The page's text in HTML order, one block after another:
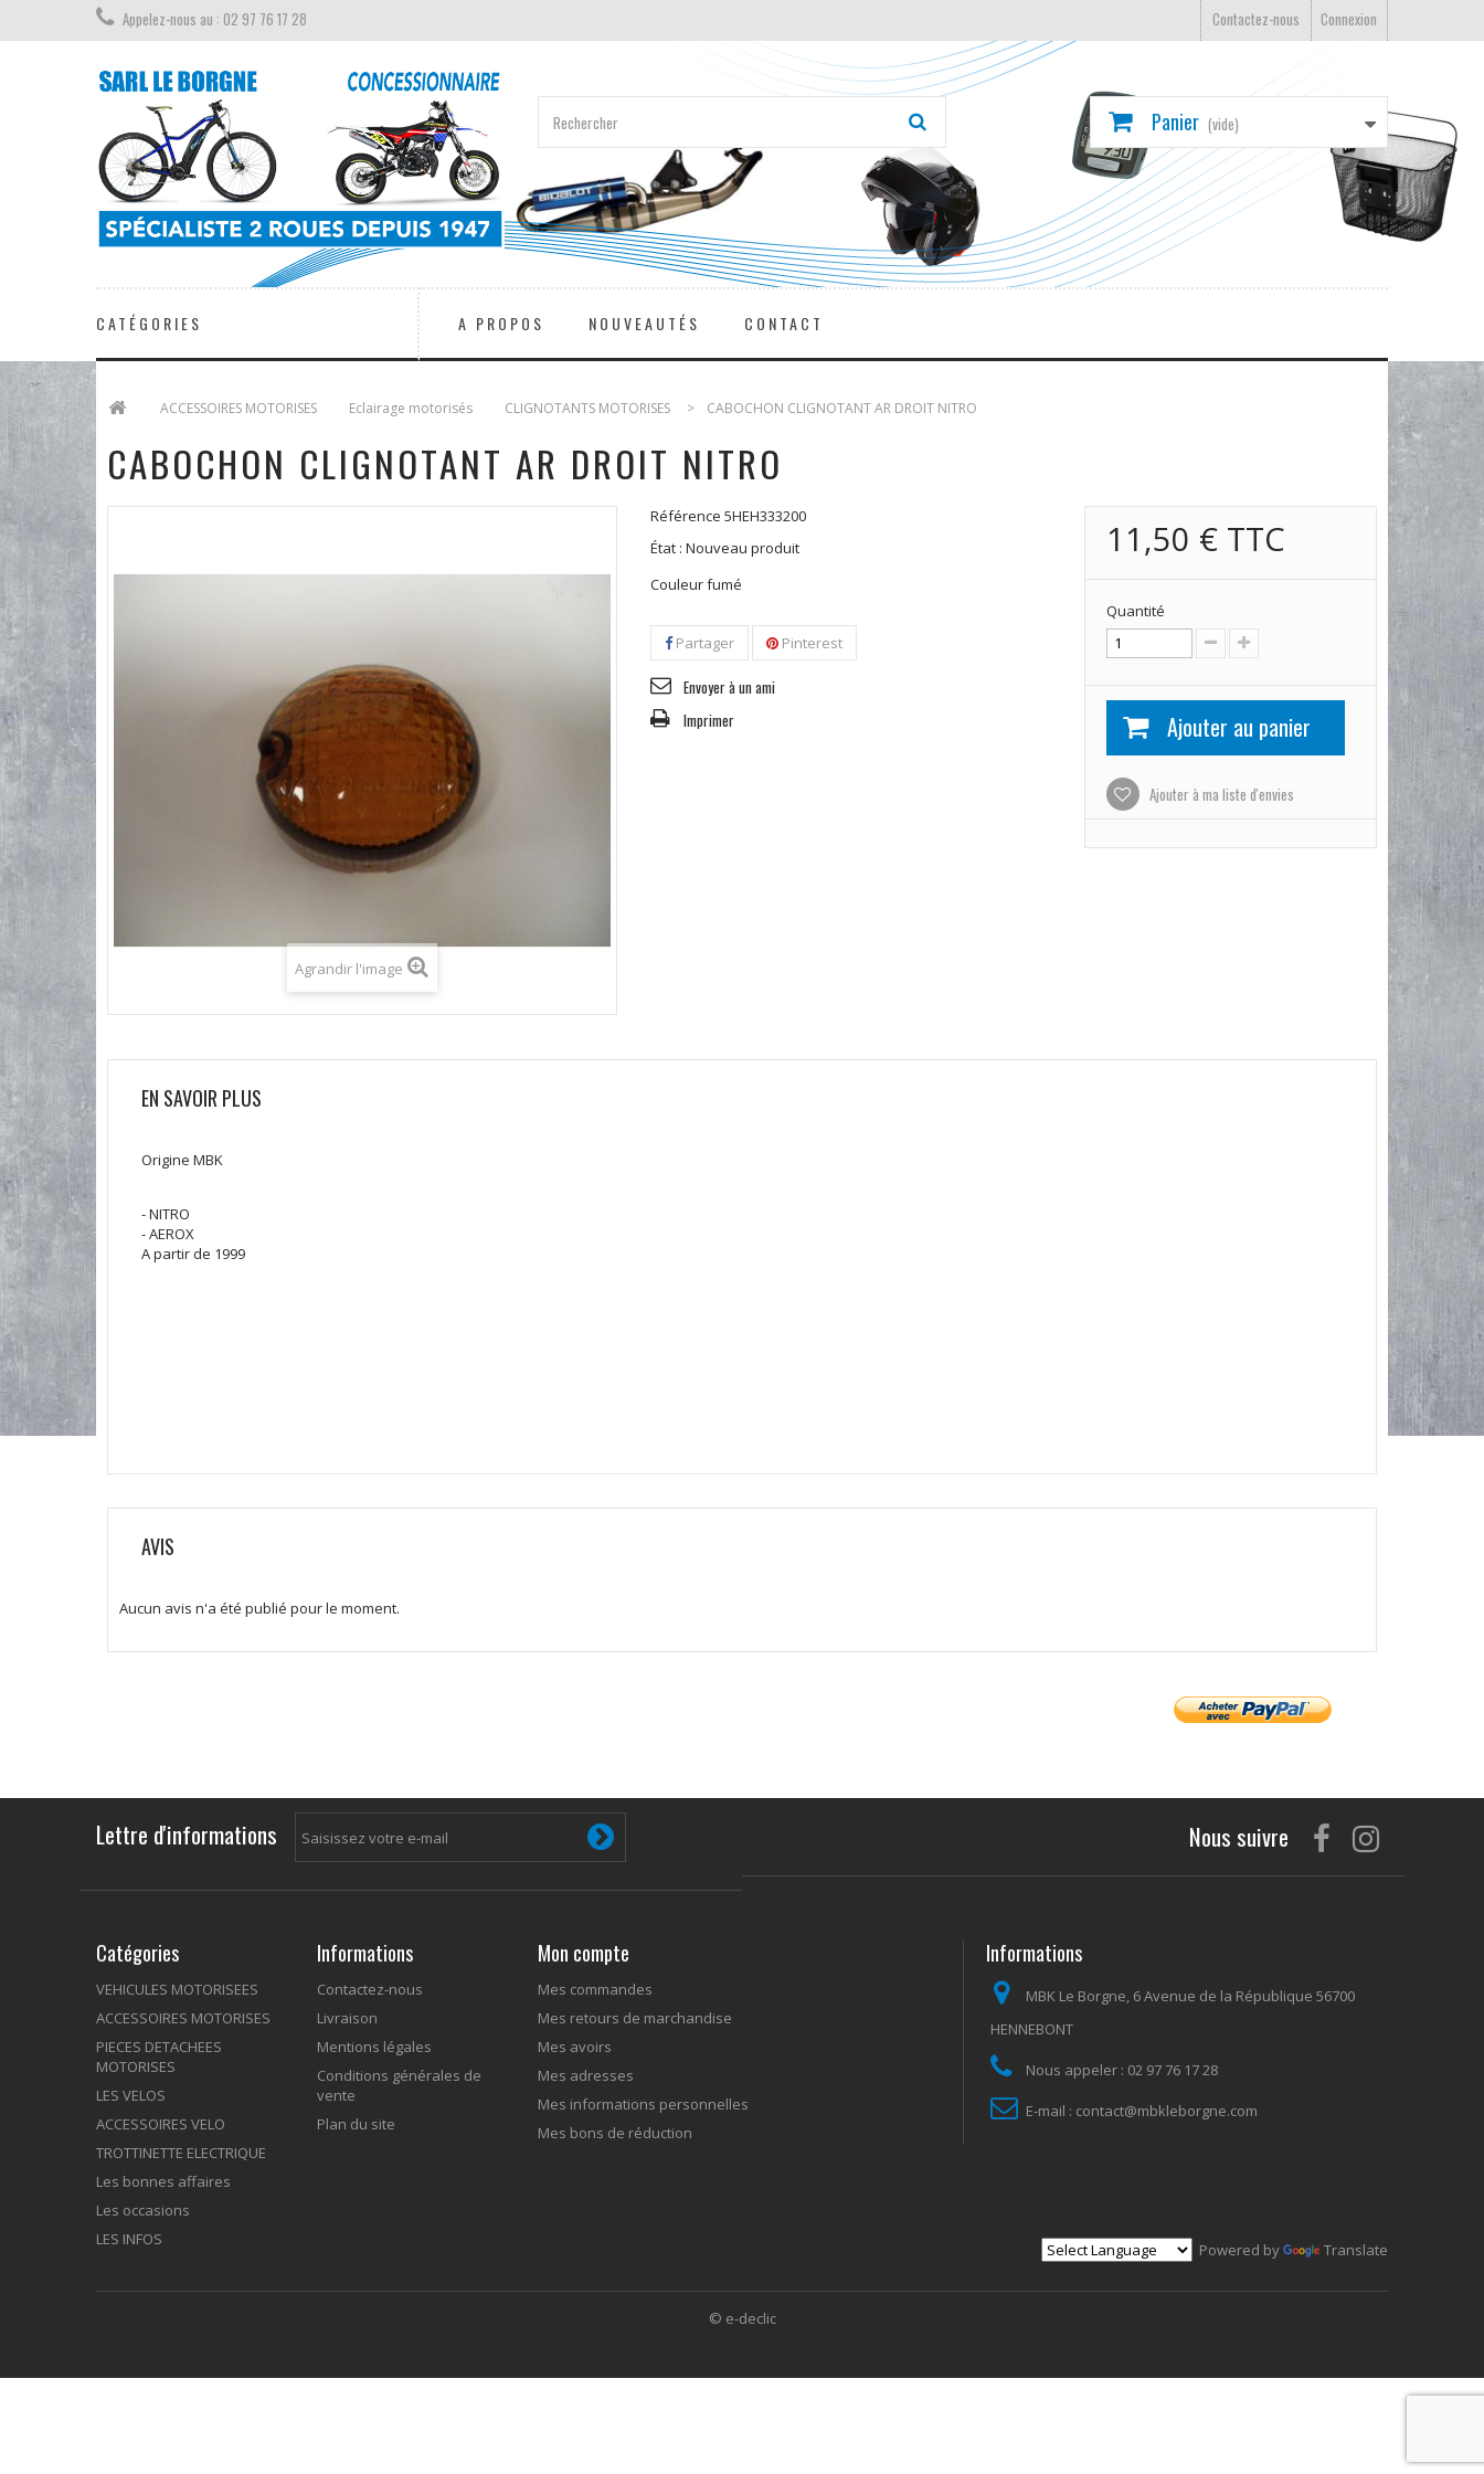
Connexion
Contactez-nous
Appelez-nous au : 02 97 76 17 28
Panier (vide)
CATÉGORIES A PROPOS NOUVEAUTÉS CONTACT
ACCESSOIRES MOTORISES Eclairage motorisés CLIGNOTANTS MOTORISES > CABOCHON CLIGNOTANT AR DROIT NITRO
CABOCHON CLIGNOTANT AR DROIT NITRO
Agrandir l'image
Référence 5HEH333200
État : Nouveau produit
Couleur fumé
Partager Pinterest
Envoyer à un ami
Imprimer
11,50 €TTC
Quantité
Ajouter au panier
Ajouter à ma liste d'envies
EN SAVOIR PLUS
Origine MBK
- NITRO
- AEROX
A partir de 1999
AVIS
Aucun avis n'a été publié pour le moment.
Lettre d'informations Nous suivre
Catégories
VEHICULES MOTORISEES
ACCESSOIRES MOTORISES
PIECES DETACHEES
MOTORISES
LES VELOS
ACCESSOIRES VELO
TROTTINETTE ELECTRIQUE
Les bonnes affaires
Les occasions
LES INFOS
Informations
Contactez-nous
Livraison
Mentions légales
Conditions générales de
vente
Plan du site
© e-declic
Mon compte
Mes commandes
Mes retours de marchandise
Mes avoirs
Mes adresses
Mes informations personnelles
Mes bons de réduction
Informations
MBK Le Borgne, 6 Avenue de la République 56700
HENNEBONT
Nous appeler : 02 97 76 17 28
E-mail : contact@mbkleborgne.com
Powered by Translate